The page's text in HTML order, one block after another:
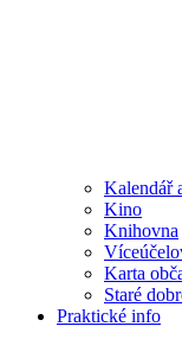
Kalendář
Kino
Knihovna
Karta
Staré
Praktické info